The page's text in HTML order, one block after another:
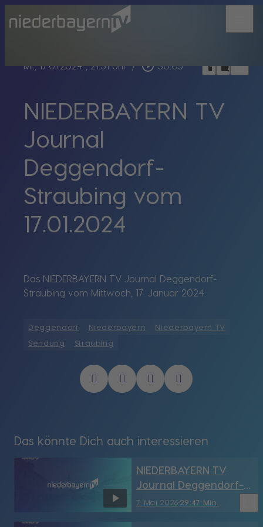
Mi., 17.01.2024, 21:31 Uhr / play_circle_outline 30:05 headphoneschrome_reader_modebookmark_border
NIEDERBAYERN TV
Journal
Deggendorf-
Straubing vom
17.01.2024
Das NIEDERBAYERN TV Journal Deggendorf-
Straubing vom Mittwoch, 17. Januar 2024.
Deggendorf Niederbayern
Niederbayern TV
Sendung
Straubing
Das könnte Dich auch interessieren
7. Mai 2026 29:47 Min.
NIEDERBAYERN TV
Journal Deggendorf-
Straubing vom